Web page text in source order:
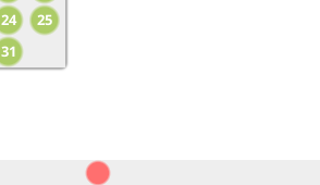
24
25
31